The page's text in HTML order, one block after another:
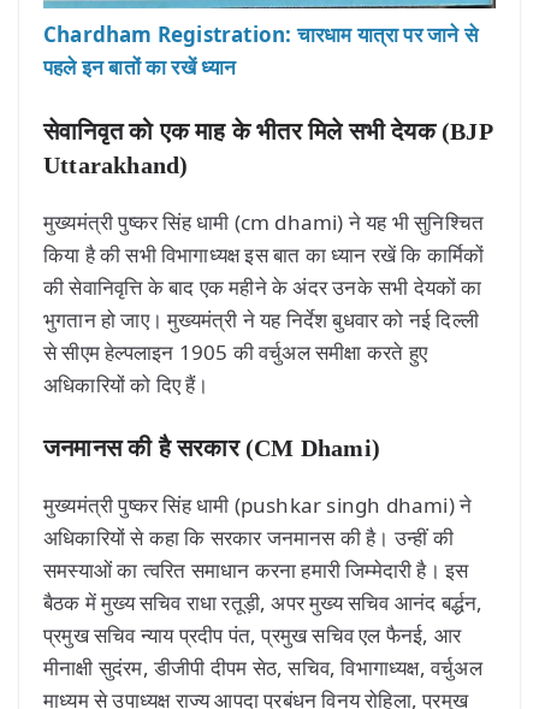
Chardham Registration: चारधाम यात्रा पर जाने से
पहले इन बातों का रखें ध्यान
सेवानिवृत को एक माह के भीतर मिले सभी देयक (BJP
Uttarakhand)
मुख्यमंत्री पुष्कर सिंह धामी (cm dhami) ने यह भी सुनिश्चित
किया है की सभी विभागाध्यक्ष इस बात का ध्यान रखें कि कार्मिकों
की सेवानिवृत्ति के बाद एक महीने के अंदर उनके सभी देयकों का
भुगतान हो जाए। मुख्यमंत्री ने यह निर्देश बुधवार को नई दिल्ली
से सीएम हेल्पलाइन 1905 की वर्चुअल समीक्षा करते हुए
अधिकारियों को दिए हैं।
जनमानस की है सरकार (CM Dhami)
मुख्यमंत्री पुष्कर सिंह धामी (pushkar singh dhami) ने
अधिकारियों से कहा कि सरकार जनमानस की है। उन्हीं की
समस्याओं का त्वरित समाधान करना हमारी जिम्मेदारी है। इस
बैठक में मुख्य सचिव राधा रतूड़ी, अपर मुख्य सचिव आनंद बर्द्धन,
प्रमुख सचिव न्याय प्रदीप पंत, प्रमुख सचिव एल फैनई, आर
मीनाक्षी सुदंरम, डीजीपी दीपम सेठ, सचिव, विभागाध्यक्ष, वर्चुअल
माध्यम से उपाध्यक्ष राज्य आपदा प्रबंधन विनय रोहिला, प्रमुख